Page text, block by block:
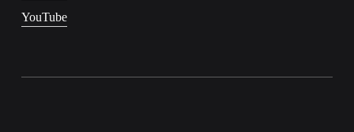
YouTube